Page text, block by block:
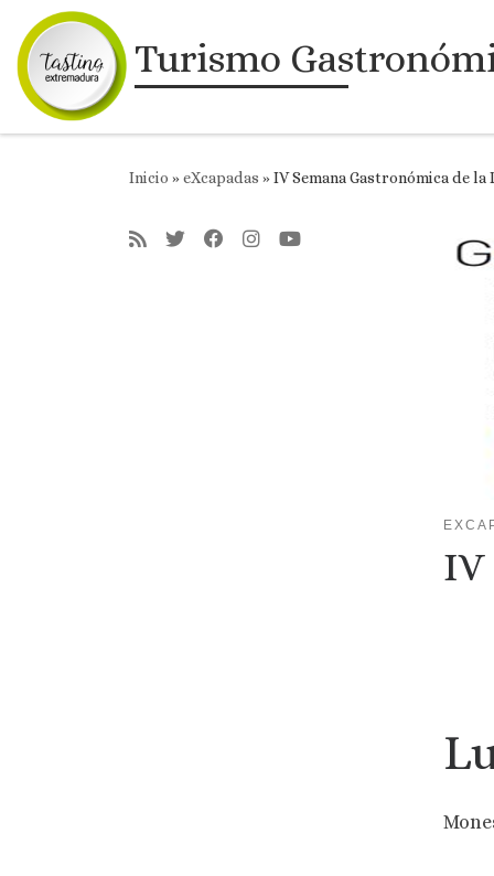
Saltar al contenido
Turismo
Inicio »eXcapadas »IV Semana Gastronómica de la
IV